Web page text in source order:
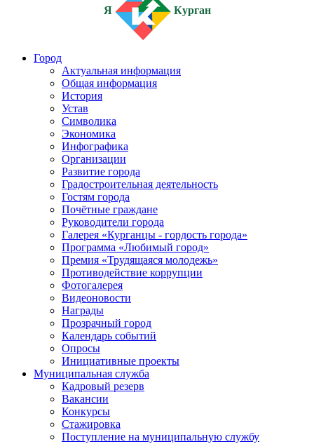
Я Курган
Город
Актуальная информация
Общая информация
История
Устав
Символика
Экономика
Инфографика
Организации
Развитие города
Градостроительная деятельность
Гостям города
Почётные граждане
Руководители города
Галерея «Курганцы - гордость города»
Программа «Любимый город»
Премия «Трудящаяся молодежь»
Противодействие коррупции
Фотогалерея
Видеоновости
Награды
Прозрачный город
Календарь событий
Опросы
Инициативные проекты
Муниципальная служба
Кадровый резерв
Вакансии
Конкурсы
Стажировка
Поступление на муниципальную службу